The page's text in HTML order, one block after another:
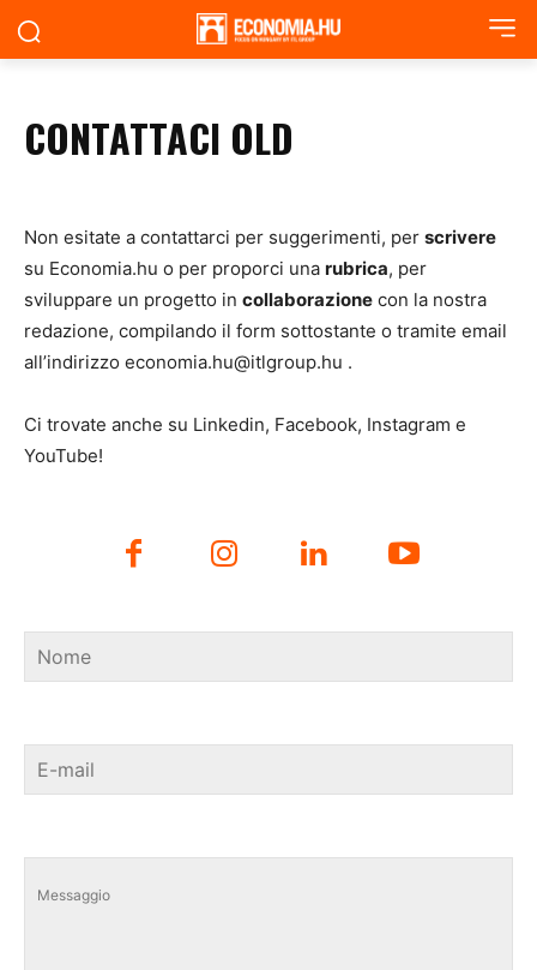
CONTATTACI OLD
Non esitate a contattarci per suggerimenti, per scrivere
su Economia.hu o per proporci una rubrica, per
sviluppare un progetto in collaborazione con la nostra
redazione, compilando il form sottostante o tramite email
all’indirizzo economia.hu@itlgroup.hu .
Ci trovate anche su Linkedin, Facebook, Instagram e
YouTube!